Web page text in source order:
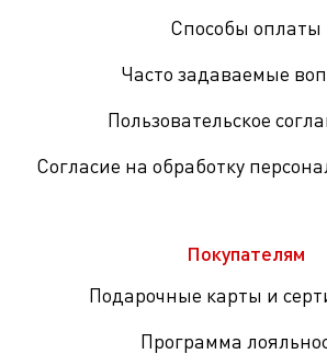
Способы оплаты
Часто задаваемые
Пользовательское
Согласие на обработку
Покупателям
Подарочные карты и
Программа